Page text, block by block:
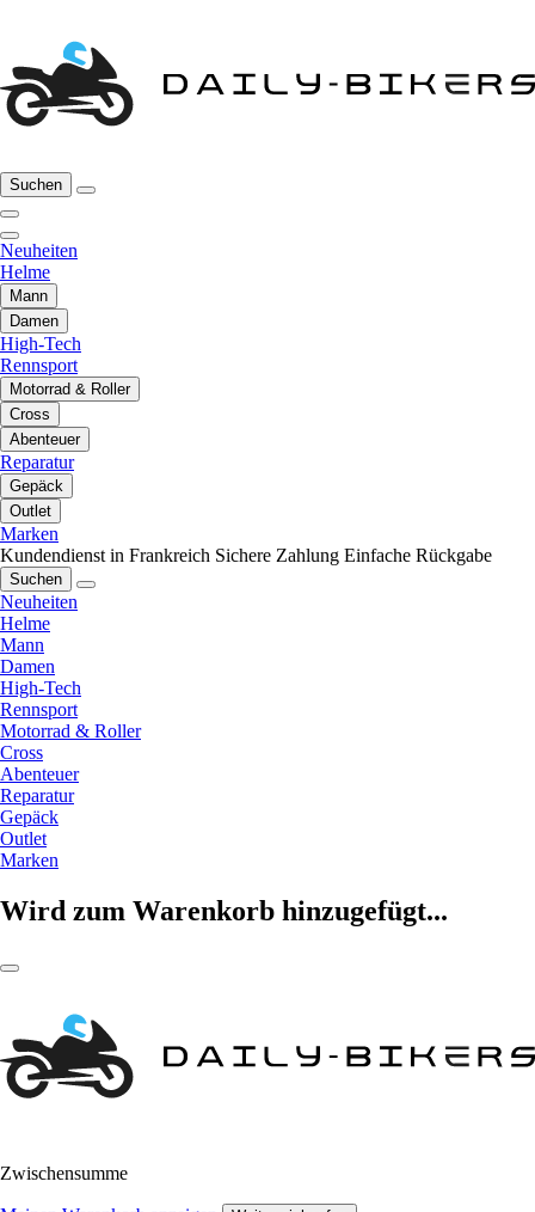
Suchen
Neuheiten
Helme
Mann
Damen
High-Tech
Rennsport
Motorrad & Roller
Cross
Abenteuer
Reparatur
Gepäck
Outlet
Marken
Kundendienst in Frankreich Sichere Zahlung Einfache Rückgabe
Suchen
Neuheiten
Helme
Mann
Damen
High-Tech
Rennsport
Motorrad & Roller
Cross
Abenteuer
Reparatur
Gepäck
Outlet
Marken
Wird zum Warenkorb hinzugefügt...
Zwischensumme